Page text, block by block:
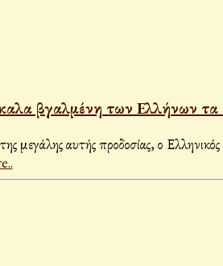
βγαλμένη των Ελλήνων τα
μεγάλης αυτής προδοσίας, ο